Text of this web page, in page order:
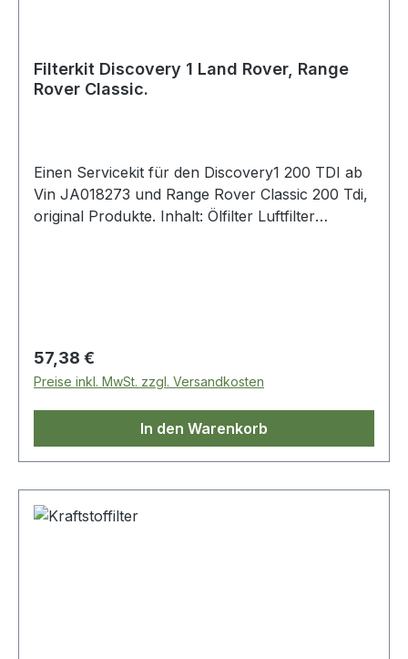
Filterkit Discovery 1 Land Rover, Range
Rover Classic.
Einen Servicekit für den Discovery1 200 TDI ab
Vin JA018273 und Range Rover Classic 200 Tdi,
original Produkte. Inhalt: Ölfilter Luftfilter
Regulärer Preis:
57,38 €
Preise inkl. MwSt. zzgl. Versandkosten
In den Warenkorb